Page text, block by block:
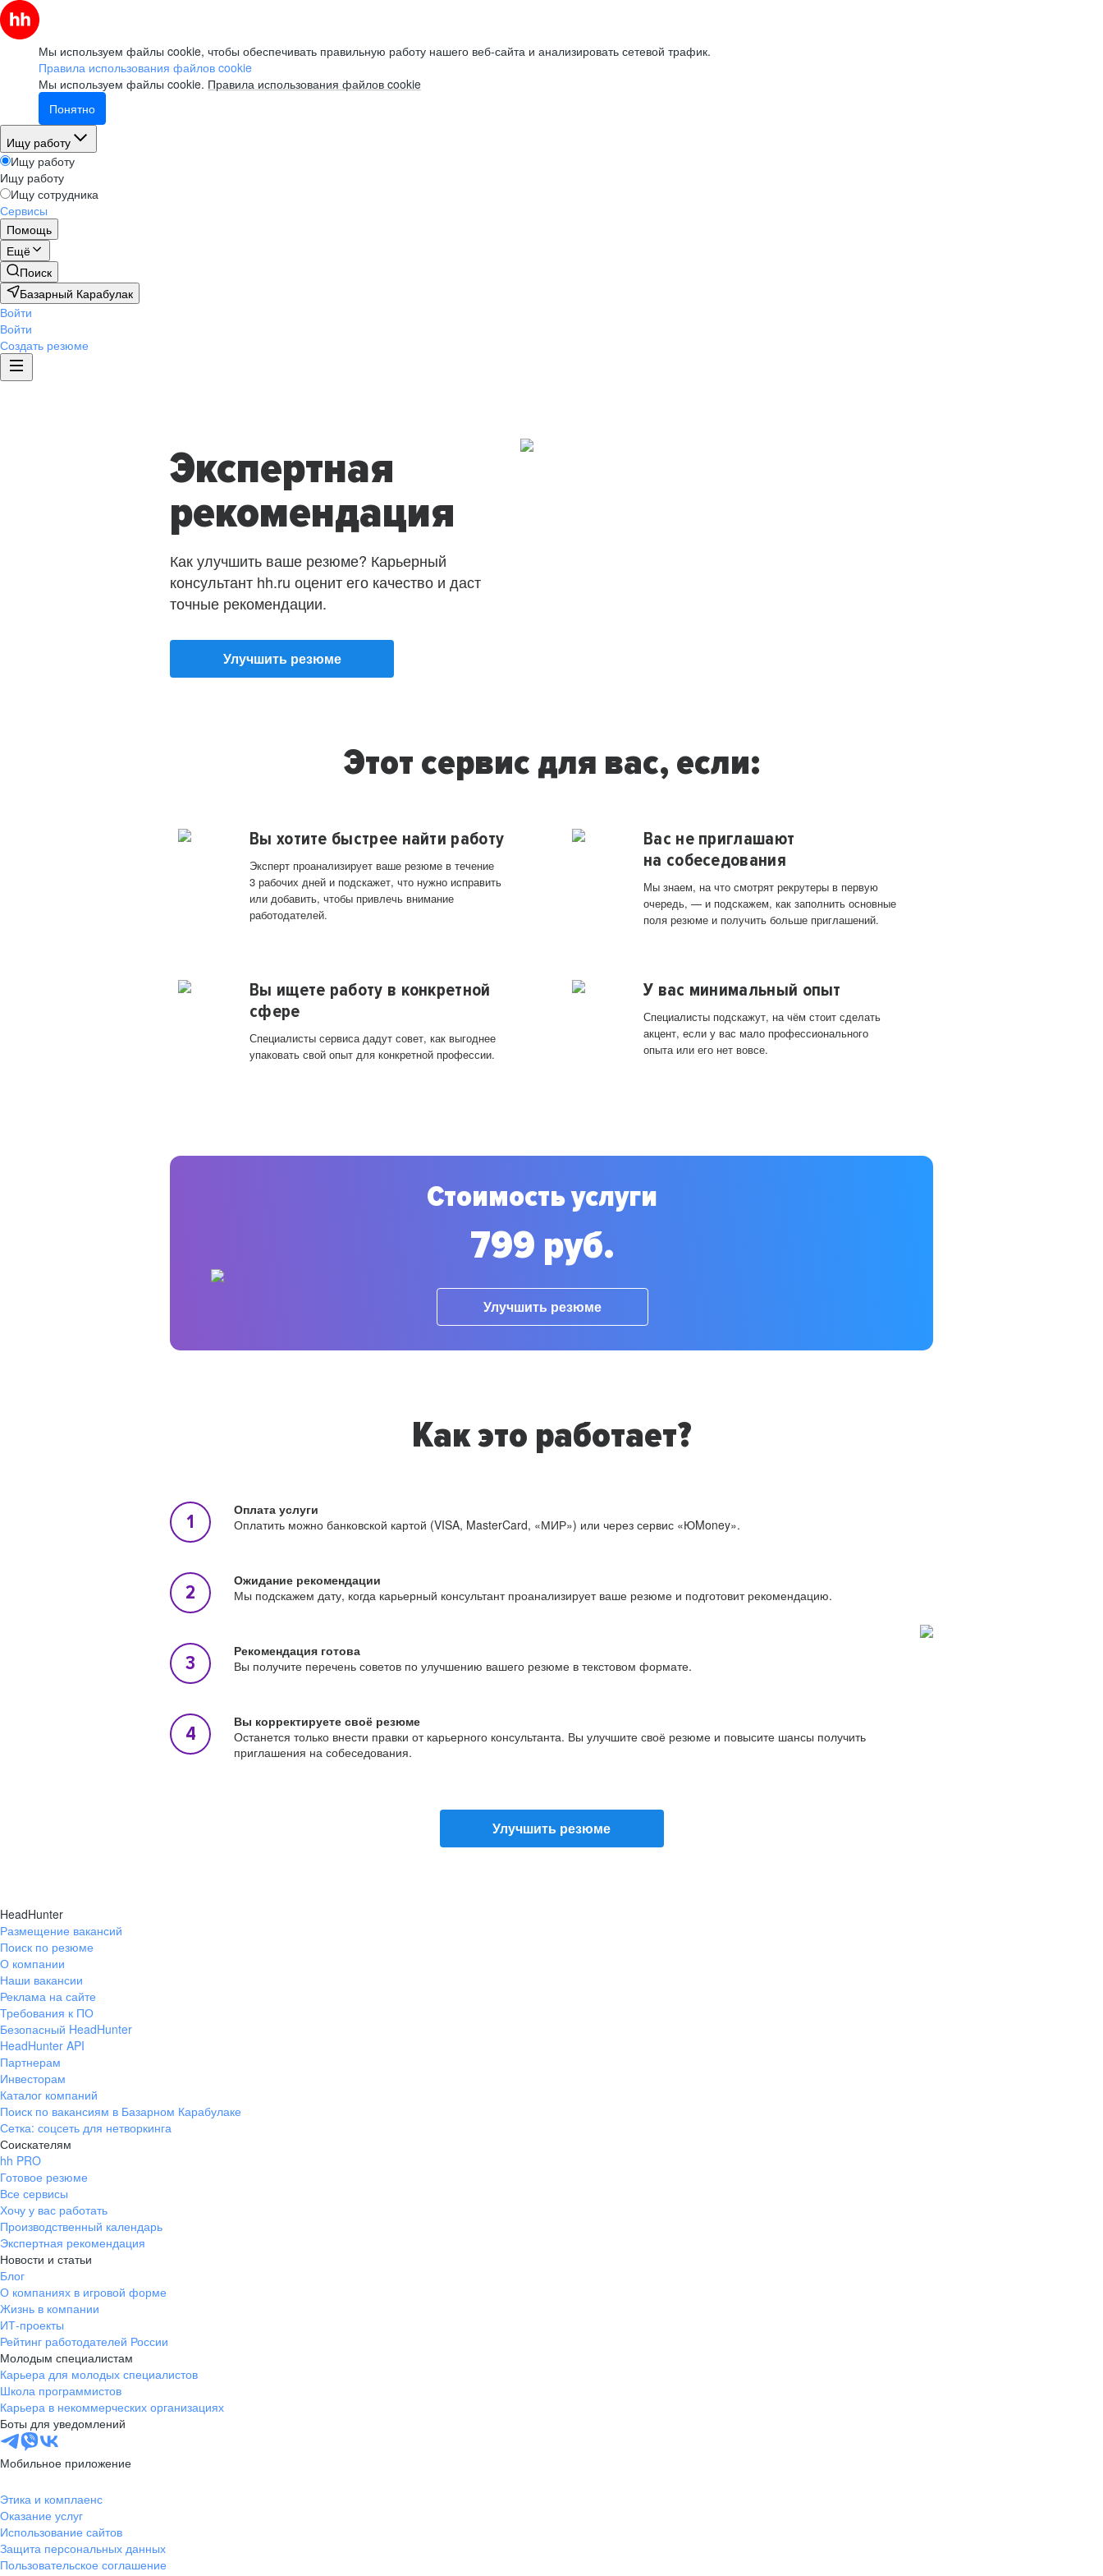
Мы используем файлы cookie, чтобы обеспечивать правильную работу нашего веб-сайта и анализировать сетевой трафик.
Правила использования файлов cookie
Мы используем файлы cookie. Правила использования файлов cookie
Понятно
Ищу работу
Ищу работу
Ищу работу
Ищу сотрудника
Сервисы
Помощь
Ещё
Поиск
Базарный Карабулак
Войти
Войти
Создать резюме
Экспертная
рекомендация
Как улучшить ваше резюме? Карьерный
консультант hh.ru оценит его качество и даст
точные рекомендации.
Улучшить резюме
Этот сервис для вас, если:
Вы хотите быстрее найти работу
Эксперт проанализирует ваше резюме в течение
3 рабочих дней и подскажет, что нужно исправить
или добавить, чтобы привлечь внимание
работодателей.
Вас не приглашают
на собеседования
Мы знаем, на что смотрят рекрутеры в первую
очередь, — и подскажем, как заполнить основные
поля резюме и получить больше приглашений.
Вы ищете работу в конкретной
сфере
Специалисты сервиса дадут совет, как выгоднее
упаковать свой опыт для конкретной профессии.
У вас минимальный опыт
Специалисты подскажут, на чём стоит сделать
акцент, если у вас мало профессионального
опыта или его нет вовсе.
Стоимость услуги
799 руб.
Улучшить резюме
Как это работает?
Оплата услуги
Оплатить можно банковской картой (VISA, MasterCard, «МИР») или через сервис «ЮMoney».
Ожидание рекомендации
Мы подскажем дату, когда карьерный консультант проанализирует ваше резюме и подготовит рекомендацию.
Рекомендация готова
Вы получите перечень советов по улучшению вашего резюме в текстовом формате.
Вы корректируете своё резюме
Останется только внести правки от карьерного консультанта. Вы улучшите своё резюме и повысите шансы получить
приглашения на собеседования.
Улучшить резюме
HeadHunter
Размещение вакансий
Поиск по резюме
О компании
Наши вакансии
Реклама на сайте
Требования к ПО
Безопасный HeadHunter
HeadHunter API
Партнерам
Инвесторам
Каталог компаний
Поиск по вакансиям в Базарном Карабулаке
Сетка: соцсеть для нетворкинга
Соискателям
hh PRO
Готовое резюме
Все сервисы
Хочу у вас работать
Производственный календарь
Экспертная рекомендация
Новости и статьи
Блог
О компаниях в игровой форме
Жизнь в компании
ИТ-проекты
Рейтинг работодателей России
Молодым специалистам
Карьера для молодых специалистов
Школа программистов
Карьера в некоммерческих организациях
Боты для уведомлений
Мобильное приложение
Этика и комплаенс
Оказание услуг
Использование сайтов
Защита персональных данных
Пользовательское соглашение